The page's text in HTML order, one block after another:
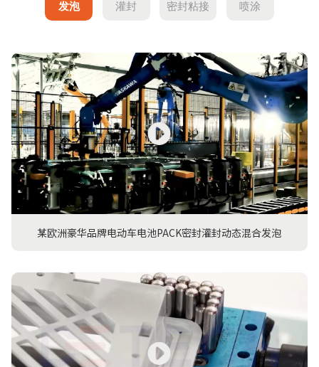
发泡 灌封 密封粘接 喷涂
某欧洲豪华品牌电动车电池PACK密封灌封动态混合发泡